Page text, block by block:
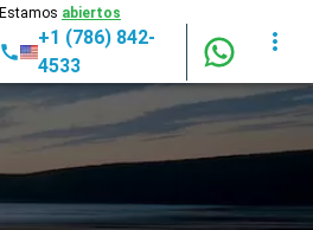
Estamos abiertos
+1 (786) 842-
4533